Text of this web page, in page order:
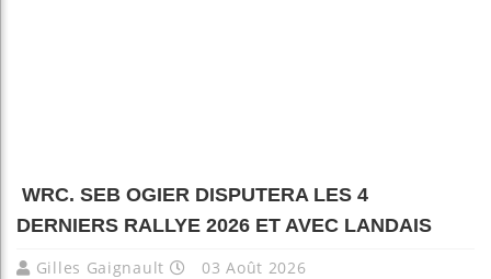
WRC. SEB OGIER DISPUTERA LES 4
DERNIERS RALLYE 2026 ET AVEC LANDAIS
Gilles Gaignault 03 Août 2026